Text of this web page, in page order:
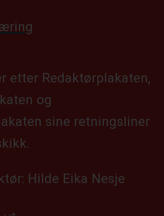
etter Redaktørplakaten,
og
sine retningsliner
Hilde Eika Nesje